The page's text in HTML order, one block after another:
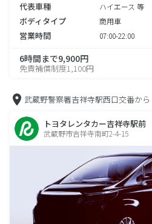
代表車種 ハイエース 等
ボディタイプ 商用車
営業時間 07:00-22:00
6時間まで9,900円
免責補償制度1,100円
武蔵野警察署吉祥寺駅西口交番から
トヨタレンタカー吉祥寺駅前
武蔵野市吉祥寺南町2-4-15